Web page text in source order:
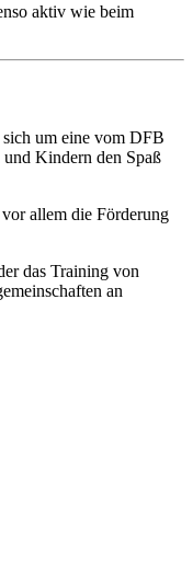
aktiv wie beim
um eine vom DFB
Kindern den Spaß
allem die Förderung
das Training von
an